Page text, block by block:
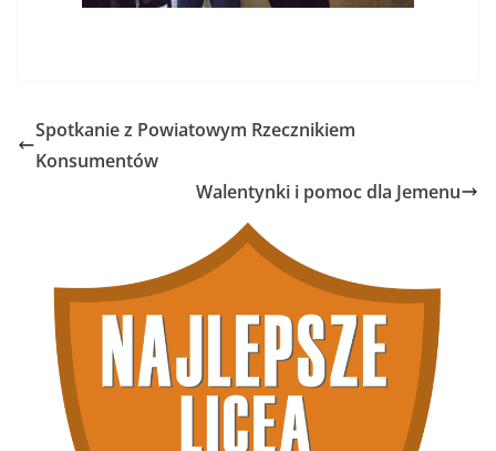
Spotkanie z Powiatowym Rzecznikiem
Konsumentów
Walentynki i pomoc dla Jemenu